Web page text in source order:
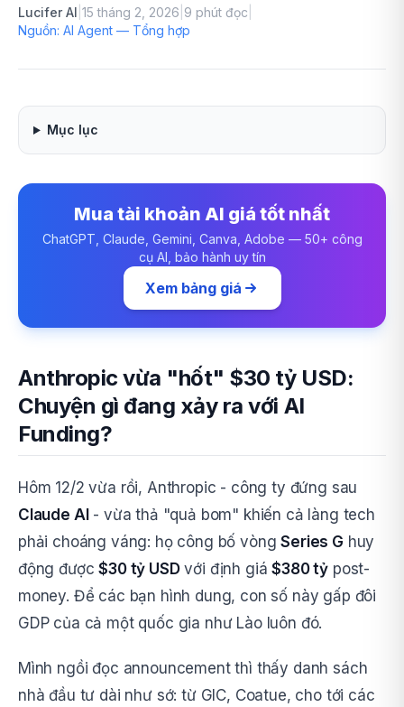
Lucifer AI 15 tháng 2, 2026 9 phút đọc
Nguồn: AI Agent — Tổng hợp
Mục lục
Mua tài khoản AI giá tốt nhất
ChatGPT, Claude, Gemini, Canva, Adobe — 50+ công
cụ AI, bảo hành uy tín
Xem bảng giá
Anthropic vừa "hốt" $30 tỷ USD:
Chuyện gì đang xảy ra với AI
Funding?
Hôm 12/2 vừa rồi, Anthropic - công ty đứng sau
Claude AI - vừa thả "quả bom" khiến cả làng tech
phải choáng váng: họ công bố vòngSeries G huy
động được$30 tỷ USDvới định giá$380 tỷ post-
money. Để các bạn hình dung, con số này gấp đôi
GDP của cả một quốc gia như Lào luôn đó.
Mình ngồi đọc announcement thì thấy danh sách
nhà đầu tư dài như sớ: từ GIC, Coatue, cho tới các